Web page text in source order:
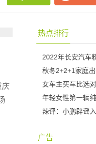
庆
热点排行
2022年长安汽车
秋冬2+2+1家庭
女车主买车比选
年轻女性第一辆
辣评：小鹏辟谣
广告